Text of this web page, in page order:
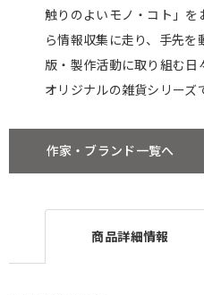
触りのよいモノ・コト」
ら情報収集に走り、手先
版・製作活動に取り組む
オリジナルの雑貨シリーズ
作家・ブランド一覧へ
商品詳細情報